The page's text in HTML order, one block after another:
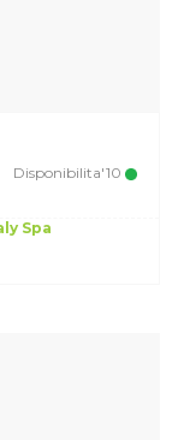
Disponibilita'10
Spa